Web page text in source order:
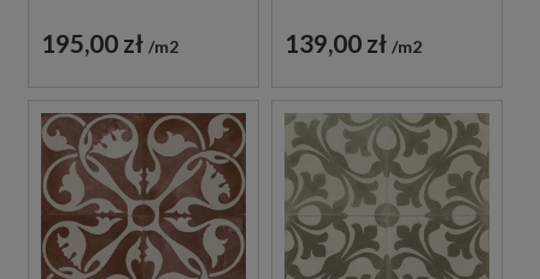
195,00 zł m2 139,00 zł m2